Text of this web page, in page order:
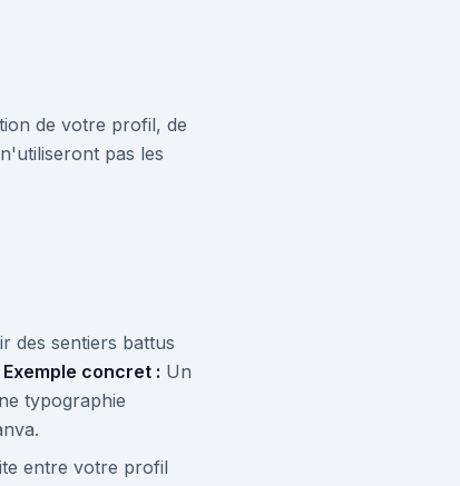
de votre profil, de
pas les
des sentiers battus
Exemple concret : Un
typographie
entre votre profil